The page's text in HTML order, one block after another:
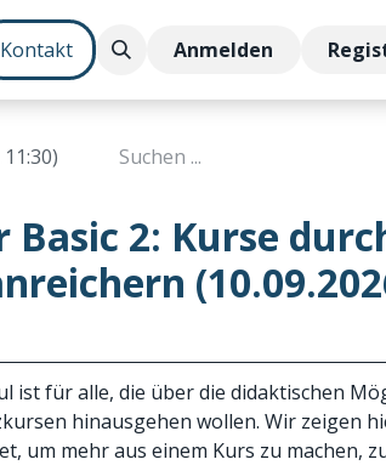
Kontakt Anmelden
Basic 2: Kurse
ist für alle, die über die didaktischen
hinausgehen wollen. Wir zeigen
um mehr aus einem Kurs zu machen,